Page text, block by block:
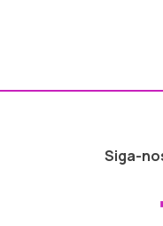
Siga-